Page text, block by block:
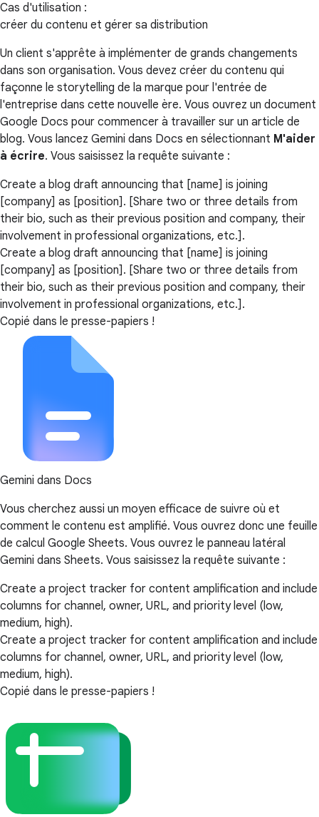
Cas d'utilisation :
créer du contenu et gérer sa distribution
Un client s'apprête à implémenter de grands changements
dans son organisation. Vous devez créer du contenu qui
façonne le storytelling de la marque pour l'entrée de
l'entreprise dans cette nouvelle ère. Vous ouvrez un document
Google Docs pour commencer à travailler sur un article de
blog. Vous lancez Gemini dans Docs en sélectionnant M'aider
à écrire. Vous saisissez la requête suivante :
Create a blog draft announcing that [name] is joining
[company] as [position]. [Share two or three details from
their bio, such as their previous position and company, their
involvement in professional organizations, etc.].
Create a blog draft announcing that [name] is joining
[company] as [position]. [Share two or three details from
their bio, such as their previous position and company, their
involvement in professional organizations, etc.].
Copié dans le presse-papiers !
Gemini dans Docs
Vous cherchez aussi un moyen efficace de suivre où et
comment le contenu est amplifié. Vous ouvrez donc une feuille
de calcul Google Sheets. Vous ouvrez le panneau latéral
Gemini dans Sheets. Vous saisissez la requête suivante :
Create a project tracker for content amplification and include
columns for channel, owner, URL, and priority level (low,
medium, high).
Create a project tracker for content amplification and include
columns for channel, owner, URL, and priority level (low,
medium, high).
Copié dans le presse-papiers !